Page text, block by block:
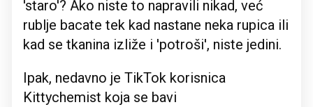
'staro'? Ako niste to napravili nikad, već
rublje bacate tek kad nastane neka rupica ili
kad se tkanina izliže i 'potroši', niste jedini.
Ipak, nedavno je TikTok korisnica
Kittychemist koja se bavi